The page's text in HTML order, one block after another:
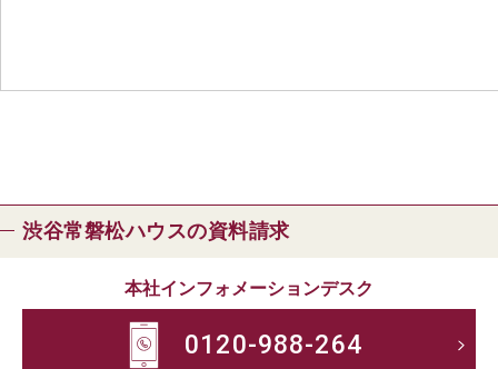
渋谷常磐松ハウスの資料請求
本社インフォメーションデスク
0120-988-264